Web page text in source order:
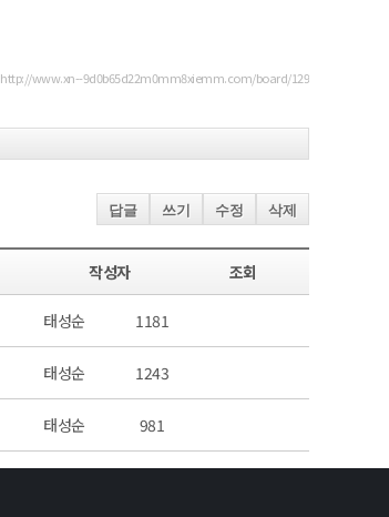
http://www.xn--9d0b65d22m0mm8xiemm.com/board/129
답글 쓰기 수정 삭제
작성자 조회
태성순 1181
태성순 1243
태성순 981